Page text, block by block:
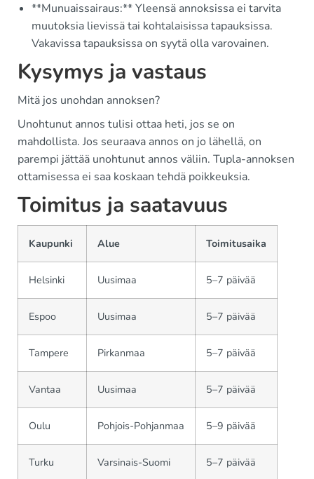
**Munuaissairaus:** Yleensä annoksissa ei tarvita
muutoksia lievissä tai kohtalaisissa tapauksissa.
Vakavissa tapauksissa on syytä olla varovainen.
Kysymys ja vastaus
Mitä jos unohdan annoksen?
Unohtunut annos tulisi ottaa heti, jos se on
mahdollista. Jos seuraava annos on jo lähellä, on
parempi jättää unohtunut annos väliin. Tupla-annoksen
ottamisessa ei saa koskaan tehdä poikkeuksia.
Toimitus ja saatavuus
Kaupunki Alue Toimitusaika
Helsinki Uusimaa 5–7 päivää
Espoo Uusimaa 5–7 päivää
Tampere Pirkanmaa 5–7 päivää
Vantaa Uusimaa 5–7 päivää
Oulu Pohjois-Pohjanmaa 5–9 päivää
Turku Varsinais-Suomi 5–7 päivää